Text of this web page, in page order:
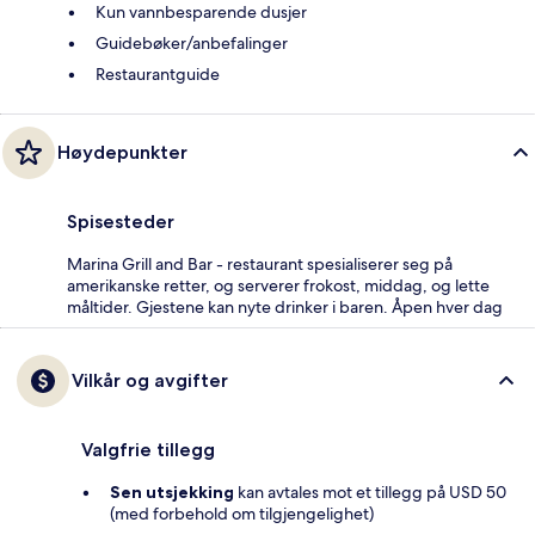
Kun vannbesparende dusjer
Guidebøker/anbefalinger
Restaurantguide
Høydepunkter
Spisesteder
Marina Grill and Bar - restaurant spesialiserer seg på
amerikanske retter, og serverer frokost, middag, og lette
måltider. Gjestene kan nyte drinker i baren. Åpen hver dag
Vilkår og avgifter
Valgfrie tillegg
Sen utsjekking kan avtales mot et tillegg på USD 50
(med forbehold om tilgjengelighet)